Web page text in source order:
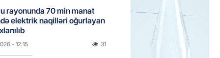
rayonunda 70 min manat
elektrik naqilləri oğurlayan
- 12:15 31